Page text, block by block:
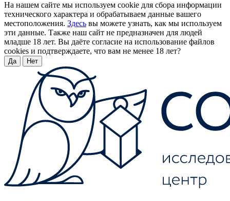
На нашем сайте мы используем cookie для сбора информации
технического характера и обрабатываем данные вашего
местоположения. Здесь вы можете узнать, как мы используем
эти данные. Также наш сайт не предназначен для людей
младше 18 лет. Вы даёте согласие на использование файлов
cookies и подтверждаете, что вам не менее 18 лет?
Да Нет